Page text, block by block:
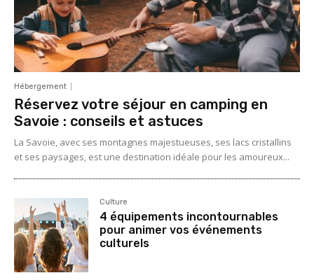
Hébergement
Réservez votre séjour en camping en
Savoie : conseils et astuces
La Savoie, avec ses montagnes majestueuses, ses lacs cristallins
et ses paysages, est une destination idéale pour les amoureux...
Culture
4 équipements incontournables
pour animer vos événements
culturels